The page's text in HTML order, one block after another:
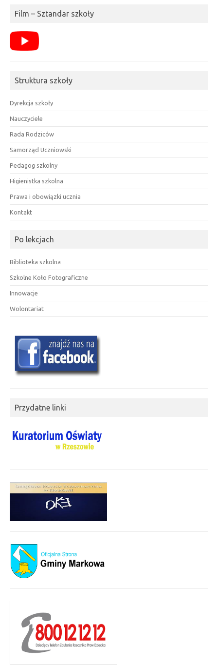
Film – Sztandar szkoły
Struktura szkoły
Dyrekcja szkoły
Nauczyciele
Rada Rodziców
Samorząd Uczniowski
Pedagog szkolny
Higienistka szkolna
Prawa i obowiązki ucznia
Kontakt
Po lekcjach
Biblioteka szkolna
Szkolne Koło Fotograficzne
Innowacje
Wolontariat
Przydatne linki